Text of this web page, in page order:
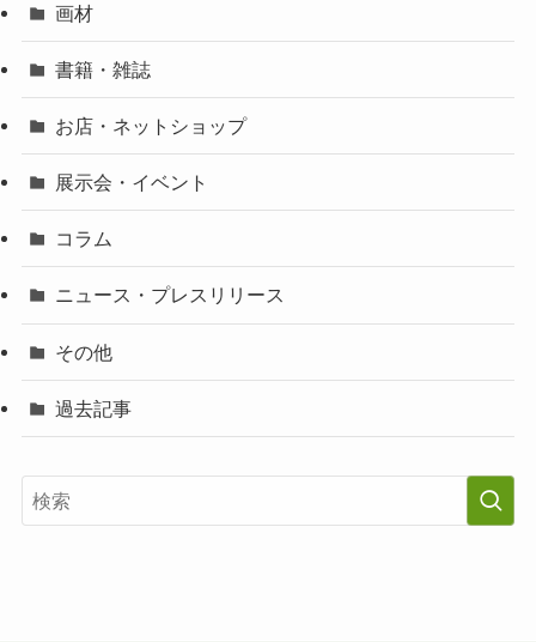
画材
書籍・雑誌
お店・ネットショップ
展示会・イベント
コラム
ニュース・プレスリリース
その他
過去記事